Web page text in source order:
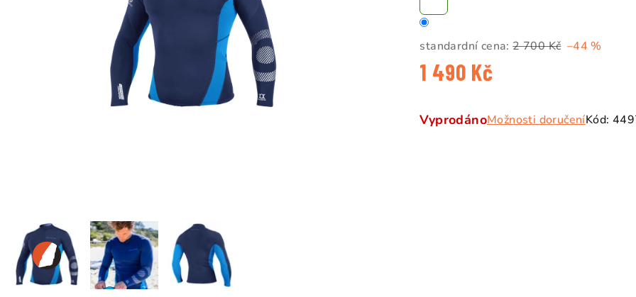
standardní cena: 2 700 Kč –44 %
1 490 Kč
cena:
VyprodánoMožnosti doručeníKód: